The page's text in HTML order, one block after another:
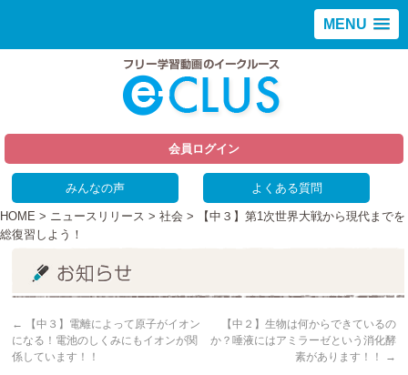
MENU
会員ログイン
みんなの声 よくある質問
HOME > ニュースリリース > 社会 > 【中３】第1次世界大戦から現代までを
総復習しよう！
←
【中３】電離によって原子がイオン
になる！電池のしくみにもイオンが関
係しています！！
【中２】生物は何からできているの
か？唾液にはアミラーゼという消化酵
素があります！！
→